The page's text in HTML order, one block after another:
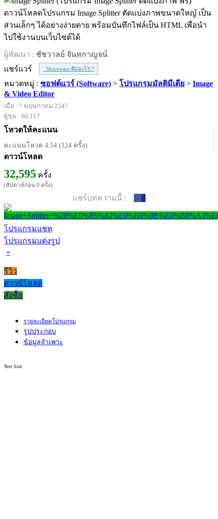
ดาวน์โหลดโปรแกรม Image Splitter ตัดแบ่งภาพขนาดใหญ๋ เป็น
ส่วนเล็กๆ ได้อย่างง่ายดาย พร้อมบันทึกไฟล์เป็น HTML เพื่อนำ
ไปใช้งานบนเว็บไซต์ได้
ผู้พัฒนา : ชัชวาลย์ จันทกาญจน์
แชร์แวร์
Shareware คืออะไร ?
หมวดหมู่ : ซอฟต์แวร์ (Software) > โปรแกรมมัลติมีเดีย > Image
& Video Editor
เมื่อ : 7 พฤษภาคม 2547
ผู้ชม : 68,117
โหวตให้คะแนน
คะแนนโหวต 4.54 (124 ครั้ง)
ดาวน์โหลด
32,595 ครั้ง
(สัปดาห์ก่อน 0 ครั้ง)
แชร์บทความนี้ : 0
โปรแกรมแชท
โปรแกรมแต่งรูป
»
รีวิว
ดาวน์โหลด
สั่งซื้อ
รายละเอียดโปรแกรม
รูปประกอบ
ข้อมูลจำเพาะ
Text Size